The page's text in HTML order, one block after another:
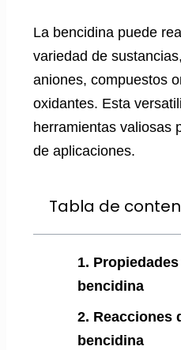
La bencidina puede
variedad de
aniones, compuestos
oxidantes. Esta
herramientas valiosas
de aplicaciones.
Tabla de
1.
bencidina
2. Reacciones
bencidina